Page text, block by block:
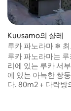
Kuusamo의 샬레
루카 파노라마 ❄
루카 파노라마는
리에 있는 루카 서
에 있는 아늑한 쌍
다. 80m2 + 다락방의 창문은 루카의 유한누